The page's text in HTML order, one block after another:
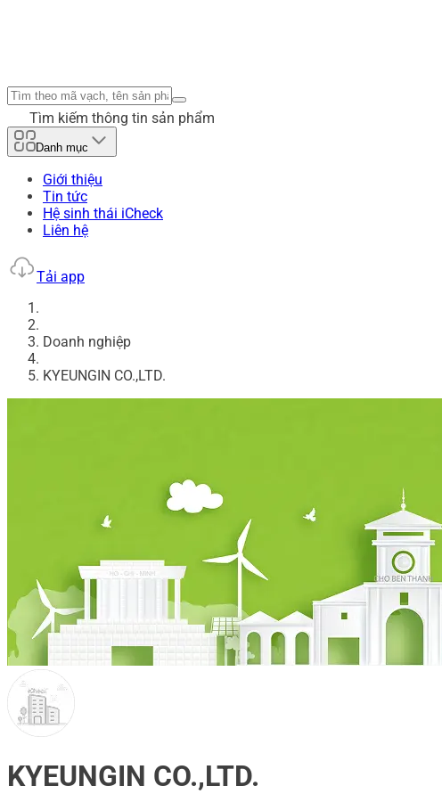
Tìm kiếm thông tin sản phẩm
Danh mục
Giới thiệu
Tin tức
Hệ sinh thái iCheck
Liên hệ
Tải app
Doanh nghiệp
KYEUNGIN CO.,LTD.
KYEUNGIN CO.,LTD.